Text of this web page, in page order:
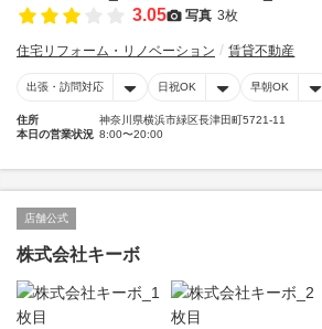
3.05 写真 3枚
住宅リフォーム・リノベーション 賃貸不動産
出張・訪問対応 日祝OK 早朝OK
住所
神奈川県横浜市緑区長津田町5721-11
本日の営業状況 8:00〜20:00
店舗公式
株式会社キーボ